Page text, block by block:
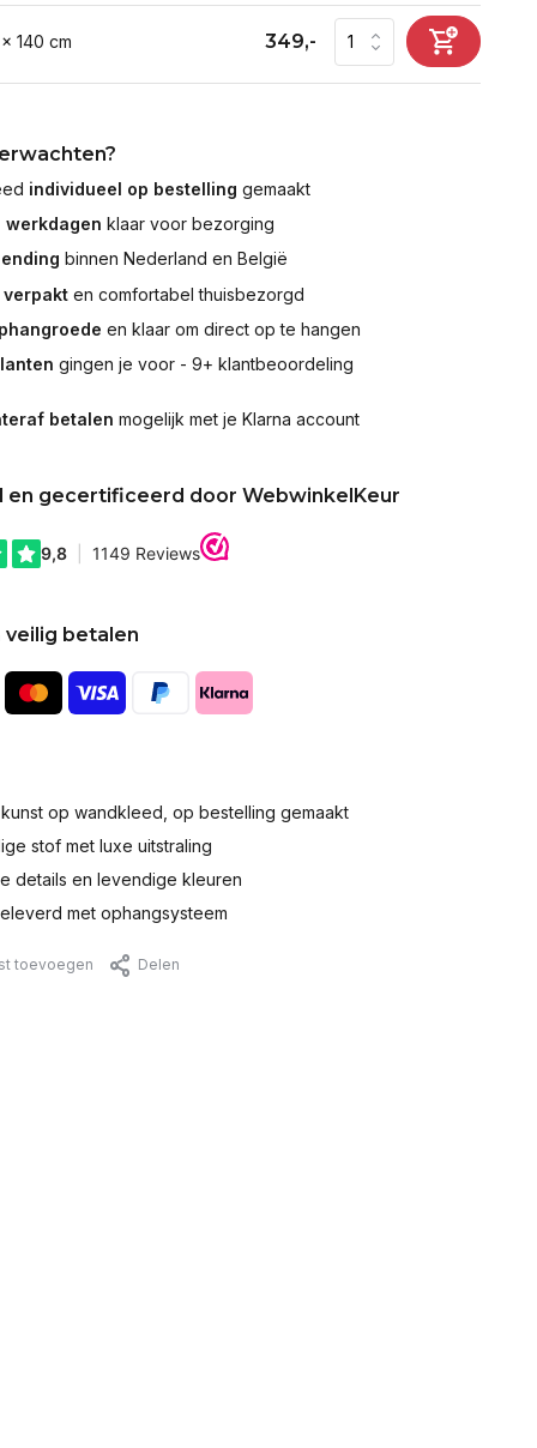
140 cm 349,-
individueel op bestelling gemaakt
werkdagen klaar voor bezorging
binnen Nederland en België
en comfortabel thuisbezorgd
en klaar om direct op te hangen
gingen je voor - 9+ klantbeoordeling
betalen mogelijk met je Klarna account
en gecertificeerd door WebwinkelKeur
veilig betalen
op wandkleed, op bestelling gemaakt
stof met luxe uitstraling
details en levendige kleuren
met ophangsysteem
toevoegen Delen